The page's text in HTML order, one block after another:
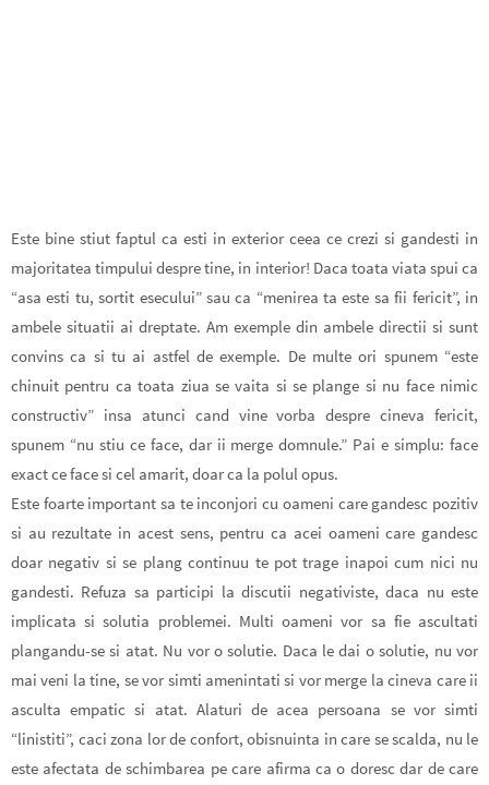
Este bine stiut faptul ca esti in exterior ceea ce crezi si gandesti in
majoritatea timpului despre tine, in interior! Daca toata viata spui ca
“asa esti tu, sortit esecului” sau ca “menirea ta este sa fii fericit”, in
ambele situatii ai dreptate. Am exemple din ambele directii si sunt
convins ca si tu ai astfel de exemple. De multe ori spunem “este
chinuit pentru ca toata ziua se vaita si se plange si nu face nimic
constructiv” insa atunci cand vine vorba despre cineva fericit,
spunem “nu stiu ce face, dar ii merge domnule.” Pai e simplu: face
exact ce face si cel amarit, doar ca la polul opus.
Este foarte important sa te inconjori cu oameni care gandesc pozitiv
si au rezultate in acest sens, pentru ca acei oameni care gandesc
doar negativ si se plang continuu te pot trage inapoi cum nici nu
gandesti. Refuza sa participi la discutii negativiste, daca nu este
implicata si solutia problemei. Multi oameni vor sa fie ascultati
plangandu-se si atat. Nu vor o solutie. Daca le dai o solutie, nu vor
mai veni la tine, se vor simti amenintati si vor merge la cineva care ii
asculta empatic si atat. Alaturi de acea persoana se vor simti
“linistiti”, caci zona lor de confort, obisnuinta in care se scalda, nu le
este afectata de schimbarea pe care afirma ca o doresc dar de care